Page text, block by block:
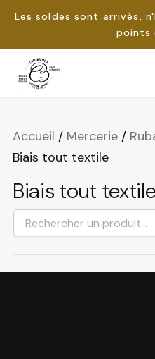
Les soldes sont arrivés,
points
Passer
Accueil / Mercerie/
Biais tout textile
Biais tout
Rechercher
un
produit